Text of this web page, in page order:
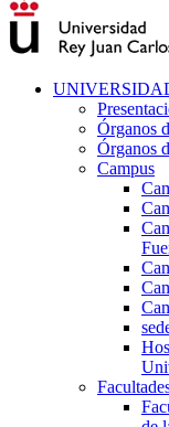
Órganos
Órganos
Campus